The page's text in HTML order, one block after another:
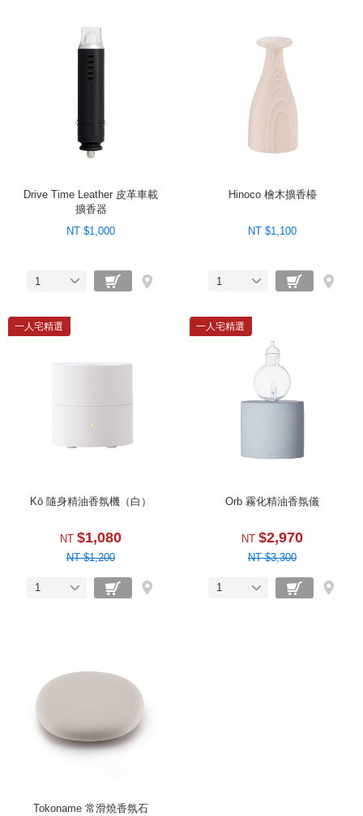
Drive Time Leather 皮革車載
擴香器
NT $1,000
1
Hinoco 檜木擴香檯
NT $1,100
1
一人宅精選
Kō 隨身精油香氛機（白）
NT $1,080
NT $1,200
1
一人宅精選
Orb 霧化精油香氛儀
NT $2,970
NT $3,300
1
Tokoname 常滑燒香氛石